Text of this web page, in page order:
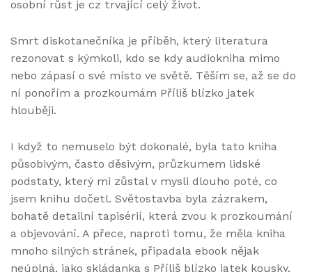
osobní růst je cz trvající celý život.
Smrt diskotanečníka je příběh, který literatura
rezonovat s kýmkoli, kdo se kdy audiokniha mimo
nebo zápasí o své místo ve světě. Těším se, až se do
ní ponořím a prozkoumám Příliš blízko jatek
hlouběji.
I když to nemuselo být dokonalé, byla tato kniha
působivým, často děsivým, průzkumem lidské
podstaty, který mi zůstal v mysli dlouho poté, co
jsem knihu dočetl. Světostavba byla zázrakem,
bohatě detailní tapisérií, která zvou k prozkoumání
a objevování. A přece, naproti tomu, že měla kniha
mnoho silných stránek, připadala ebook nějak
neúplná, jako skládanka s Příliš blízko jatek kousky,